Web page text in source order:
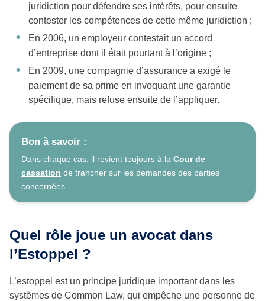
juridiction pour défendre ses intérêts, pour ensuite
contester les compétences de cette même juridiction ;
En 2006, un employeur contestait un accord
d’entreprise dont il était pourtant à l’origine ;
En 2009, une compagnie d’assurance a exigé le
paiement de sa prime en invoquant une garantie
spécifique, mais refuse ensuite de l’appliquer.
Bon à savoir :
Dans chaque cas, il revient toujours à la Cour de
cassation de trancher sur les demandes des parties
concernées.
Quel rôle joue un avocat dans
l’Estoppel ?
L’estoppel est un principe juridique important dans les
systèmes de Common Law, qui empêche une personne de